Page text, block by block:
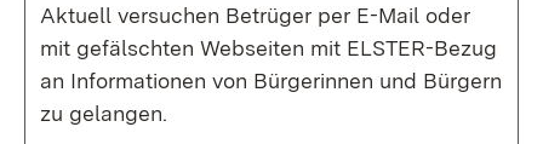
Aktuell versuchen Betrüger per E-Mail oder
mit gefälschten Webseiten mit ELSTER-Bezug
an Informationen von Bürgerinnen und Bürgern
zu gelangen.